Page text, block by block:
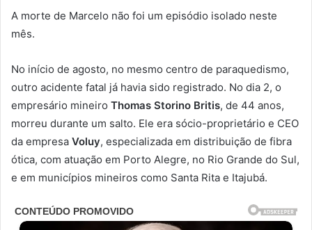
A morte de Marcelo não foi um episódio isolado neste
mês.
No início de agosto, no mesmo centro de paraquedismo,
outro acidente fatal já havia sido registrado. No dia 2, o
empresário mineiro Thomas Storino Britis, de 44 anos,
morreu durante um salto. Ele era sócio-proprietário e CEO
da empresa Voluy, especializada em distribuição de fibra
ótica, com atuação em Porto Alegre, no Rio Grande do Sul,
e em municípios mineiros como Santa Rita e Itajubá.